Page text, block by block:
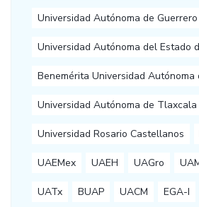
Universidad Autónoma de Guerrero
Universidad Autónoma del Estado
Benemérita Universidad Autónoma
Universidad Autónoma de Tlaxcala
Universidad Rosario Castellanos
UAEMex UAEH UAGro
UATx BUAP UACM EGA-I